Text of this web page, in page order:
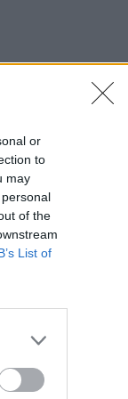
or
to
may
of the
List of